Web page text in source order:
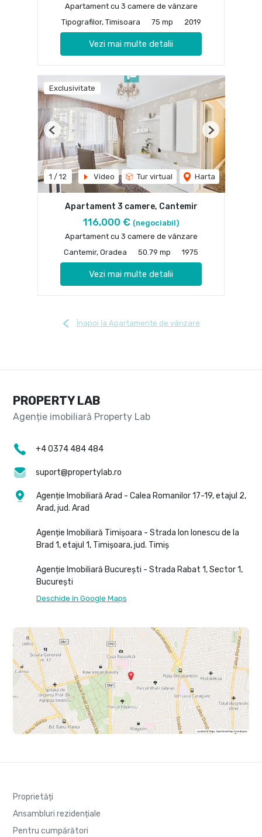
Apartament cu 3 camere de vânzare
Tipografilor, Timisoara
75 mp 2019
Vezi mai multe detalii
Exclusivitate
1 / 12 Video Tur virtual Harta
Previous Next
Apartament 3 camere, Cantemir
116,000 € (negociabil)
Apartament cu 3 camere de vânzare
Cantemir, Oradea
50.79 mp 1975
Vezi mai multe detalii
Înapoi la Apartamente de vânzare
PROPERTY LAB
+4 0374 484 484
suport@propertylab.ro
Agenție Imobiliară Arad - Calea Romanilor 17-19, etajul 2,
Arad, jud. Arad
Agenție Imobiliară Timișoara - Strada Ion Ionescu de la
Brad 1, etajul 1, Timișoara, jud. Timiș
Agenție Imobiliară București - Strada Rabat 1, Sector 1,
București
Deschide în Google Maps
Proprietăți
Ansambluri rezidențiale
Pentru cumpărători